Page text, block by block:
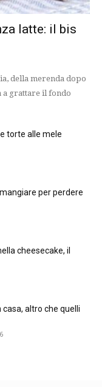
latte: il bis
della merenda dopo
a grattare il fondo
torte alle mele
per perdere
cheesecake, il
altro che quelli